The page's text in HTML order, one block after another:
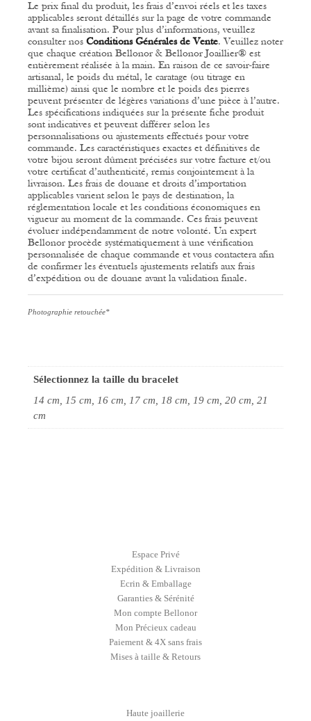
Le prix final du produit, les frais d’envoi réels et les taxes
applicables seront détaillés sur la page de votre commande
avant sa finalisation. Pour plus d’informations, veuillez
consulter nos Conditions Générales de Vente.Veuillez noter
que chaque création Bellonor & Bellonor Joaillier® est
entièrement réalisée à la main. En raison de ce savoir-faire
artisanal, le poids du métal, le caratage (ou titrage en
millième) ainsi que le nombre et le poids des pierres
peuvent présenter de légères variations d’une pièce à l’autre.
Les spécifications indiquées sur la présente fiche produit
sont indicatives et peuvent différer selon les
personnalisations ou ajustements effectués pour votre
commande. Les caractéristiques exactes et définitives de
votre bijou seront dûment précisées sur votre facture et/ou
votre certificat d’authenticité, remis conjointement à la
livraison. Les frais de douane et droits d’importation
applicables varient selon le pays de destination, la
réglementation locale et les conditions économiques en
vigueur au moment de la commande. Ces frais peuvent
évoluer indépendamment de notre volonté. Un expert
Bellonor procède systématiquement à une vérification
personnalisée de chaque commande et vous contactera afin
de confirmer les éventuels ajustements relatifs aux frais
d’expédition ou de douane avant la validation finale.
Photographie retouchée*
Sélectionnez la taille du bracelet
14 cm, 15 cm, 16 cm, 17 cm, 18 cm, 19 cm, 20 cm, 21
cm
Espace Privé
Expédition & Livraison
Ecrin & Emballage
Garanties & Sérénité
Mon compte Bellonor
Mon Précieux cadeau
Paiement & 4X sans frais
Mises à taille & Retours
Haute joaillerie